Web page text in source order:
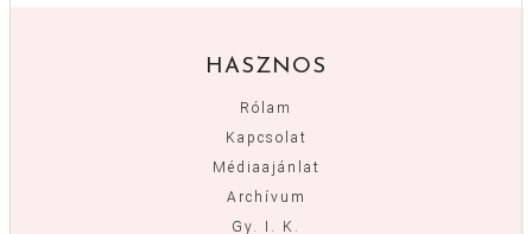
HASZNOS
Rólam
Kapcsolat
Médiaajánlat
Archívum
Gy. I. K.